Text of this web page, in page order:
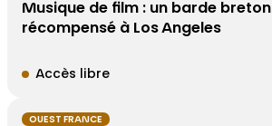
Musique de film : un barde breton
récompensé à Los Angeles
Accès libre
OUEST FRANCE